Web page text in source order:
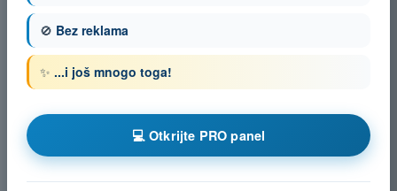
🚫 Bez reklama
✨ ...i još mnogo toga!
💻 Otkrijte PRO panel